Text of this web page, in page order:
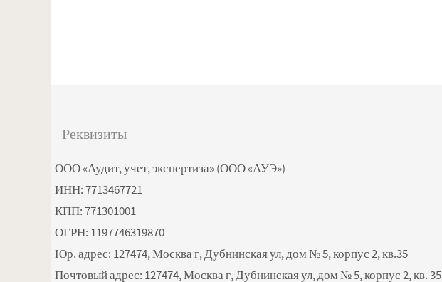
Реквизиты
ООО «Аудит, учет, экспертиза» (ООО «АУЭ»)
ИНН: 7713467721
КПП: 771301001
ОГРН: 1197746319870
Юр. адрес: 127474, Москва г, Дубнинская ул, дом № 5, корпус 2, кв.35
Почтовый адрес: 127474, Москва г, Дубнинская ул, дом № 5, корпус 2, кв. 35